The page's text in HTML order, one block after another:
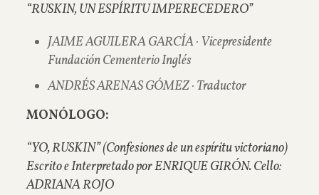
“RUSKIN, UN ESPÍRITU IMPERECEDERO”
JAIME AGUILERA GARCÍA · Vicepresidente
Fundación Cementerio Inglés
ANDRÉS ARENAS GÓMEZ · Traductor
MONÓLOGO:
“YO, RUSKIN” (Confesiones de un espíritu victoriano)
Escrito e Interpretado por ENRIQUE GIRÓN. Cello:
ADRIANA ROJO